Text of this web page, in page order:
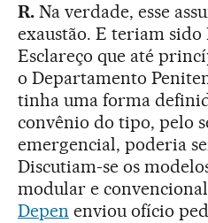
R. Na verdade, esse
exaustão. E teriam sido
Esclareço que até
o Departamento
tinha uma forma
convênio do tipo, pelo
emergencial, poderia
Discutiam-se os
modular e
Depen enviou ofício